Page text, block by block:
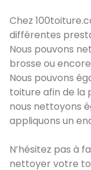
Chez
différentes
Nous pouvons
brosse ou
Nous pouvons
toiture afin de la
nous nettoyons
appliquons un
N’hésitez pas à
nettoyer votre